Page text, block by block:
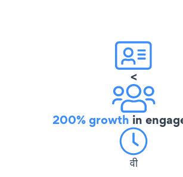
<
200% growth in
वी